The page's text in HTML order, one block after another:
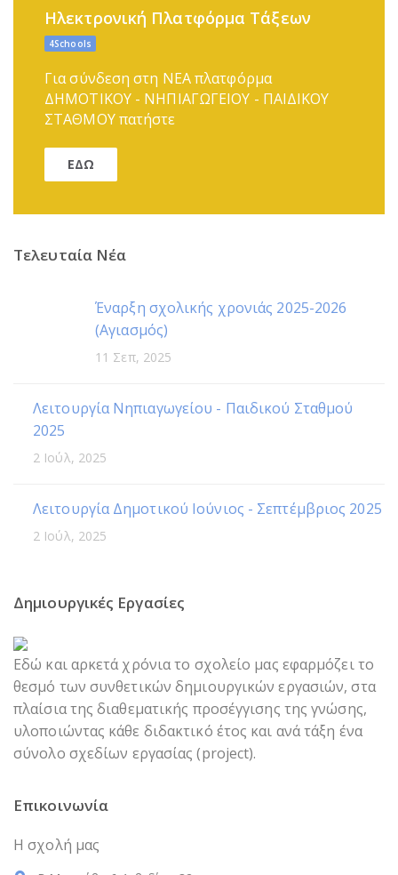
Ηλεκτρονική Πλατφόρμα Τάξεων
4Schools
Για σύνδεση στη ΝΕΑ πλατφόρμα
ΔΗΜΟΤΙΚΟΥ - ΝΗΠΙΑΓΩΓΕΙΟΥ - ΠΑΙΔΙΚΟΥ
ΣΤΑΘΜΟΥ πατήστε
ΕΔΩ
Τελευταία Νέα
Έναρξη σχολικής χρονιάς 2025-2026
(Αγιασμός)
11 Σεπ, 2025
Λειτουργία Νηπιαγωγείου - Παιδικού Σταθμού
2025
2 Ιούλ, 2025
Λειτουργία Δημοτικού Ιούνιος - Σεπτέμβριος 2025
2 Ιούλ, 2025
Δημιουργικές Εργασίες
Εδώ και αρκετά χρόνια το σχολείο μας εφαρμόζει το
θεσμό των συνθετικών δημιουργικών εργασιών, στα
πλαίσια της διαθεματικής προσέγγισης της γνώσης,
υλοποιώντας κάθε διδακτικό έτος και ανά τάξη ένα
σύνολο σχεδίων εργασίας (project).
Επικοινωνία
Η σχολή μας